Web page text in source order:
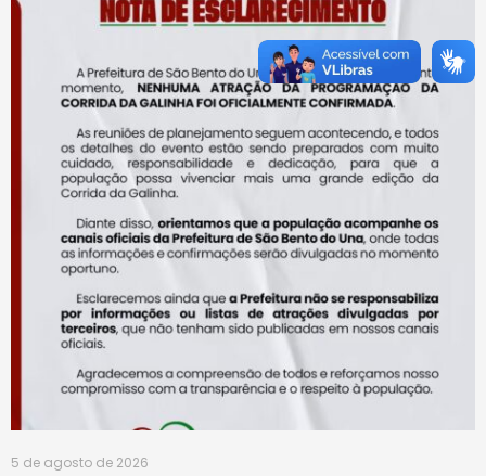
5 de agosto de 2026